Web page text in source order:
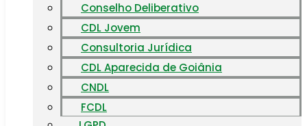
Conselho Deliberativo
CDL Jovem
Consultoria Jurídica
CDL Aparecida de Goiânia
CNDL
FCDL